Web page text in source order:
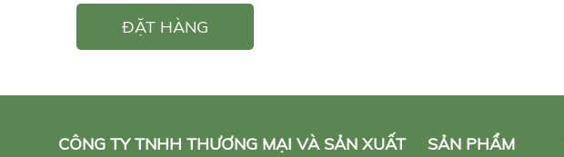
ĐẶT HÀNG
CÔNG TY TNHH THƯƠNG MẠI VÀ SẢN XUẤT
SẢN PHẨM